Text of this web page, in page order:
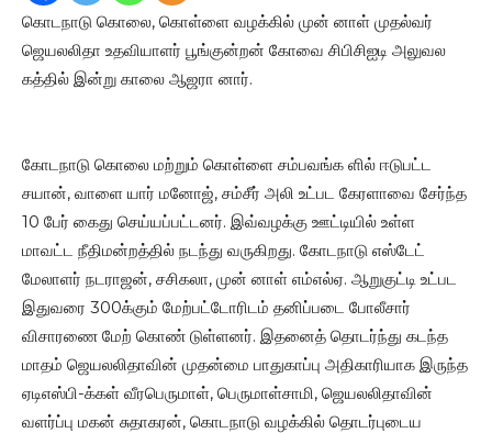
கொடநாடு கொலை, கொள்ளை வழக்கில் முன் னாள் முதல்வர்
ஜெயலலிதா உதவியாளர் பூங்குன்றன் கோவை சிபிசிஐடி அலுவல
கத்தில் இன்று காலை ஆஜரா னார்.
கோடநாடு கொலை மற்றும் கொள்ளை சம்பவங்க ளில் ஈடுபட்ட
சயான், வாளை யார் மனோஜ், சம்சீர் அலி உட்பட கேரளாவை சேர்ந்த
10 பேர் கைது செய்யப்பட்டனர். இவ்வழக்கு ஊட்டியில் உள்ள
மாவட்ட நீதிமன்றத்தில் நடந்து வருகிறது. கோடநாடு எஸ்டேட்
மேலாளர் நடராஜன், சசிகலா, முன் னாள் எம்எல்ஏ. ஆறுகுட்டி உட்பட
இதுவரை 300க்கும் மேற்பட்டோரிடம் தனிப்படை போலீசார்
விசாரணை மேற் கொண் டுள்ளனர். இதனைத் தொடர்ந்து கடந்த
மாதம் ஜெயலலிதாவின் முதன்மை பாதுகாப்பு அதிகாரியாக இருந்த
ஏடிஎஸ்பி-க்கள் வீரபெருமாள், பெருமாள்சாமி, ஜெயலலிதாவின்
வளர்ப்பு மகன் சுதாகரன், கொடநாடு வழக்கில் தொடர்புடைய